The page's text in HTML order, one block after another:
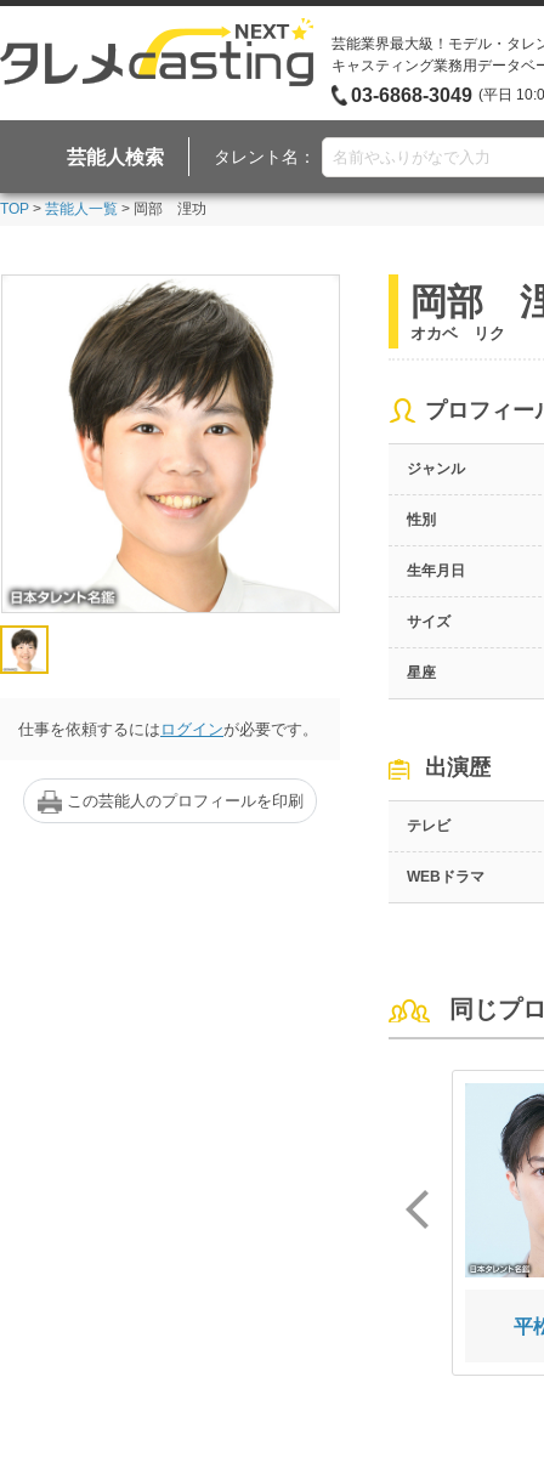
芸能業界最大級！モデル・タレ
キャスティング業務用データベ
03-6868-3049 (平日
芸能人検索 タレント名：
TOP > 芸能人一覧 > 岡部 浬功
仕事を依頼するには ログインが必要です。
この芸能人のプロフィールを印刷
岡部
オカベ リク
プロフィー
ジャンル
性別
生年月日
サイズ
星座
出演歴
テレビ
WEBドラマ
同じプ
平